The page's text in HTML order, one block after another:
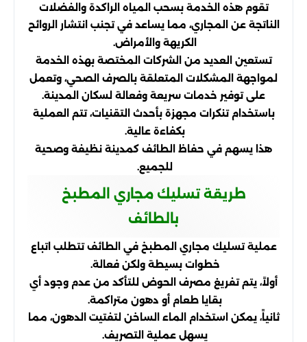
تقوم هذه الخدمة بسحب المياه الراكدة والفضلات
الناتجة عن المجاري، مما يساعد في تجنب انتشار الروائح
الكريهة والأمراض.
تستعين العديد من الشركات المختصة بهذه الخدمة
لمواجهة المشكلات المتعلقة بالصرف الصحي، وتعمل
على توفير خدمات سريعة وفعالة لسكان المدينة.
باستخدام تنكرات مجهزة بأحدث التقنيات، تتم العملية
بكفاءة عالية.
هذا يسهم في حفاظ الطائف كمدينة نظيفة وصحية
للجميع.
طريقة تسليك مجاري المطبخ
بالطائف
عملية تسليك مجاري المطبخ في الطائف تتطلب اتباع
خطوات بسيطة ولكن فعالة.
أولاً، يتم تفريغ مصرف الحوض للتأكد من عدم وجود أي
بقايا طعام أو دهون متراكمة.
ثانياً، يمكن استخدام الماء الساخن لتفتيت الدهون، مما
يسهل عملية التصريف.